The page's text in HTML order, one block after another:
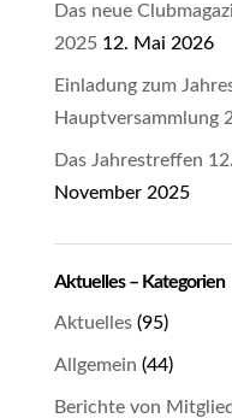
Das neue
2025 12. Mai 2026
Einladung zum
Hauptversammlung
Das Jahrestreffen
November 2025
Aktuelles – Kategorien
Aktuelles(95)
Allgemein (44)
Berichte von